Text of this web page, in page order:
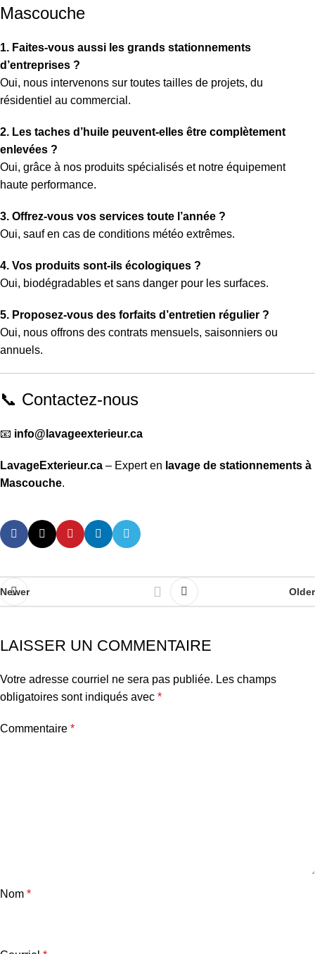
Mascouche
1. Faites-vous aussi les grands stationnements
d’entreprises ?
Oui, nous intervenons sur toutes tailles de projets, du
résidentiel au commercial.
2. Les taches d’huile peuvent-elles être complètement
enlevées ?
Oui, grâce à nos produits spécialisés et notre équipement
haute performance.
3. Offrez-vous vos services toute l’année ?
Oui, sauf en cas de conditions météo extrêmes.
4. Vos produits sont-ils écologiques ?
Oui, biodégradables et sans danger pour les surfaces.
5. Proposez-vous des forfaits d’entretien régulier ?
Oui, nous offrons des contrats mensuels, saisonniers ou
annuels.
📞 Contactez-nous
📧 info@lavageexterieur.ca
LavageExterieur.ca – Expert en lavage de stationnements à
Mascouche.
Newer Older
LAISSER UN COMMENTAIRE
Votre adresse courriel ne sera pas publiée. Les champs
obligatoires sont indiqués avec *
Commentaire *
Nom *